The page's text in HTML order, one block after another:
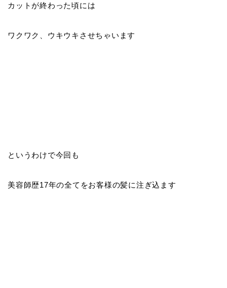
カットが終わった頃には
ワクワク、ウキウキさせちゃいます
というわけで今回も
美容師歴17年の全てをお客様の髪に注ぎ込ます